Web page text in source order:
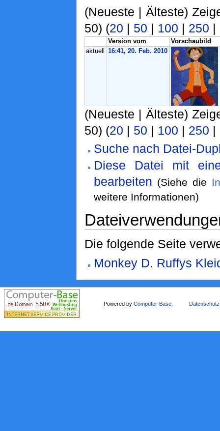
(Neueste | Älteste)
50) (20 | 50 | 100 | 250 |
Version vom
Vorschaubild
aktuell
16:41, 20. Feb. 2010
(Neueste | Älteste)
50) (20 | 50 | 100 | 250 |
Suche nach Datei-
Diese Datei mit
bearbeiten (Siehe die
weitere Informationen)
Die folgende Seite
Monkey D. Ruffys
Powered byComputer-Base Datenschutz